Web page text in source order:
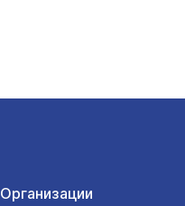
Организации